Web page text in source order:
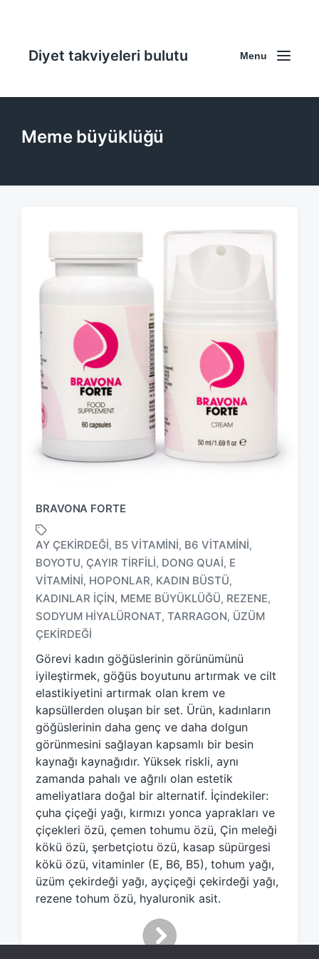
Diyet takviyeleri bulutu Menu
Meme büyüklüğü
BRAVONA FORTE
a
g
g
d
w
i
t
h
AY ÇEKIRDEĞI, B5 VITAMINI, B6 VITAMINI,
BOYOTU, ÇAYIR TIRFILI, DONG QUAI, E
VITAMINI, HOPONLAR, KADIN BÜSTÜ,
KADINLAR IÇIN, MEME BÜYÜKLÜĞÜ, REZENE,
SODYUM HIYALÜRONAT, TARRAGON, ÜZÜM
ÇEKIRDEĞI
Görevi kadın göğüslerinin görünümünü
iyileştirmek, göğüs boyutunu artırmak ve cilt
elastikiyetini artırmak olan krem ve
kapsüllerden oluşan bir set. Ürün, kadınların
göğüslerinin daha genç ve daha dolgun
görünmesini sağlayan kapsamlı bir besin
kaynağı kaynağıdır. Yüksek riskli, aynı
zamanda pahalı ve ağrılı olan estetik
ameliyatlara doğal bir alternatif. İçindekiler:
çuha çiçeği yağı, kırmızı yonca yaprakları ve
çiçekleri özü, çemen tohumu özü, Çin meleği
kökü özü, şerbetçiotu özü, kasap süpürgesi
kökü özü, vitaminler (E, B6, B5), tohum yağı,
üzüm çekirdeği yağı, ayçiçeği çekirdeği yağı,
rezene tohum özü, hyaluronik asit.